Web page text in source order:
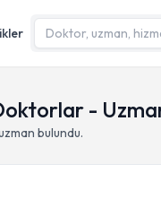
-
bulundu.